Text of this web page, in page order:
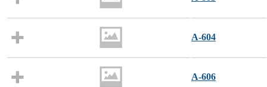
A-604
A-606